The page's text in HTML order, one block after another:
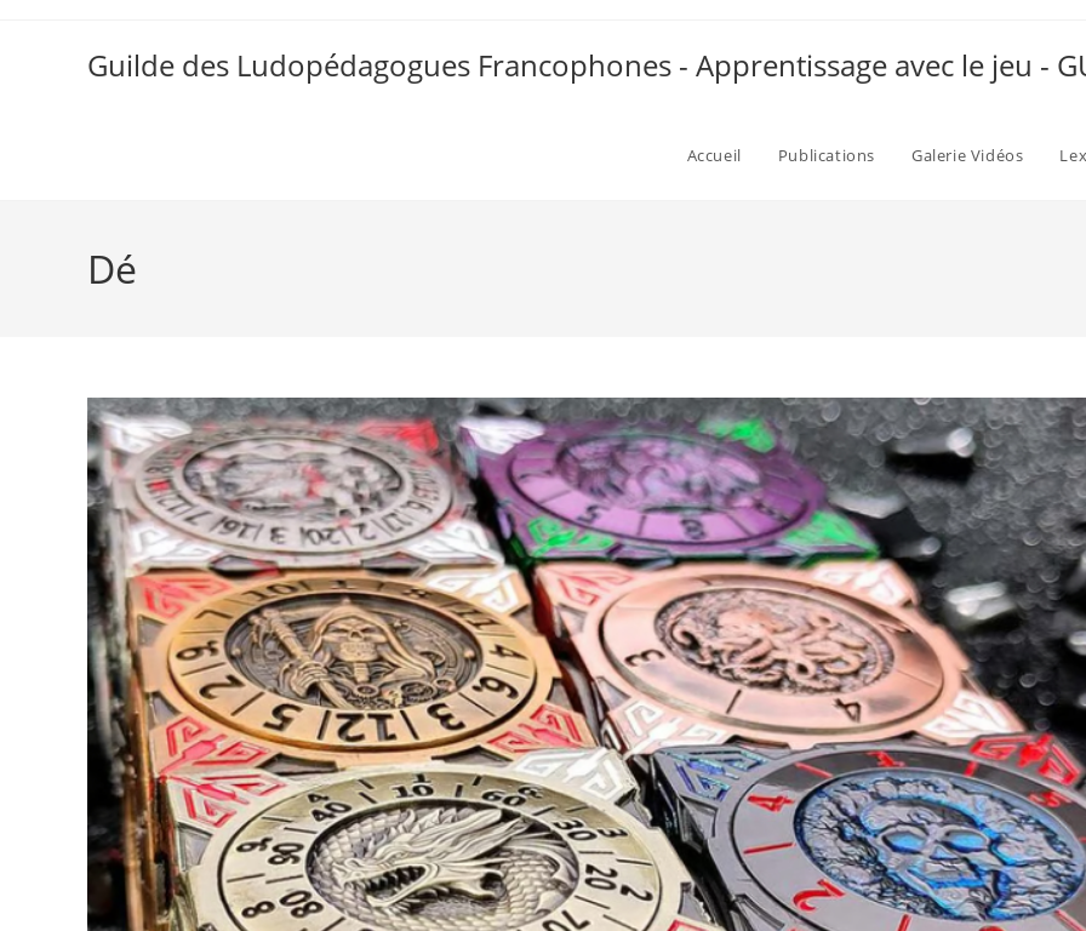
Guilde des Ludopédagogues Francophones - Apprentissage avec le jeu -
Accueil Publications Galerie Vidéos
Dé